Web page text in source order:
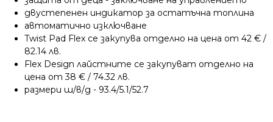
двустепенен индикатор за остатъчна топлина
автоматично изключване
Twist Pad Flex се закупува отделно на цена от 42 € /
82.14 лв.
Flex Design лайстните се закупуват отделно на
цена от 38 € / 74.32 лв.
размери ш/в/д - 93.4/5.1/52.7